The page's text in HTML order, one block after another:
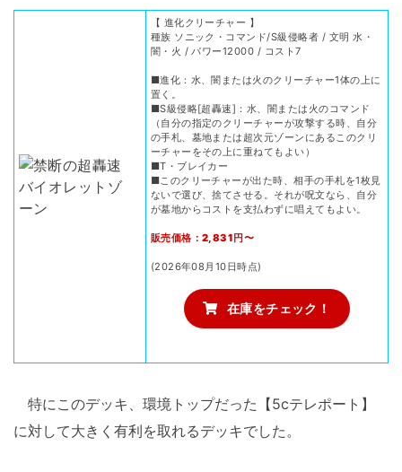
【 進化クリーチャー 】
種族 ソニック・コマンド/S級侵略者 / 文明 水・
闇・火 / パワー12000 / コスト7
■進化：水、闇または火のクリーチャー1体の上に
置く。
■S級侵略[超轟速]：水、闇または火のコマンド
（自分の指定のクリーチャーが攻撃する時、自分
の手札、墓地または超次元ゾーンにあるこのクリ
ーチャーをその上に重ねてもよい）
■T・ブレイカー
■このクリーチャーが出た時、相手の手札を1枚見
ないで選び、捨てさせる。それが呪文なら、自分
が墓地からコストを支払わずに唱えてもよい。
販売価格：2,831円〜
(2026年08月10日時点)
在庫をチェック！
特にこのデッキ、環境トップだった【5cテレポート】
に対して大きく有利を取れるデッキでした。